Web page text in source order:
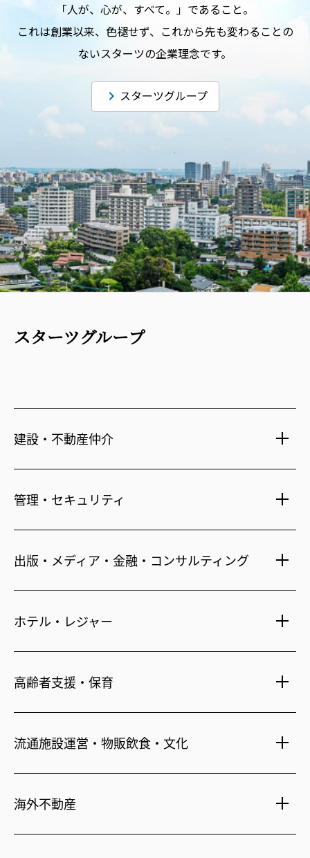
「⼈が、⼼が、すべて。」であること。
これは創業以来、⾊褪せず、これから先も変わることの
ないスターツの企業理念です。
スターツグループ
スターツグループ
建設・不動産仲介
新築分譲マンション・新築戸建
注文住宅・リフォーム
賃貸・売買物件情報
不動産仲介
一括寮仲介
不動産投資
府中・東岡崎
管理・セキュリティ
社宅代行
時間貸し駐車場
ビル管理
鍵・カードキー
24時間コールセンター
出版・メディア・金融・コンサルティング
書籍・コミック
広告代理店
住宅ローン
保険・資産運用
不動産信託
人材派遣・紹介
ホテル・レジャー
シティ・リゾートホテル
ビジネスホテル
横浜関内・流山おおたかの森
日光温泉・川治温泉
高齢者支援・保育
シニア総合窓口
流通施設運営・物販飲食・文化
和風レストラン
海外不動産